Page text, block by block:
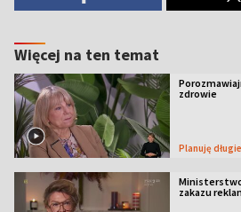
Więcej na ten temat
zdrowie
Planuję
zakazu